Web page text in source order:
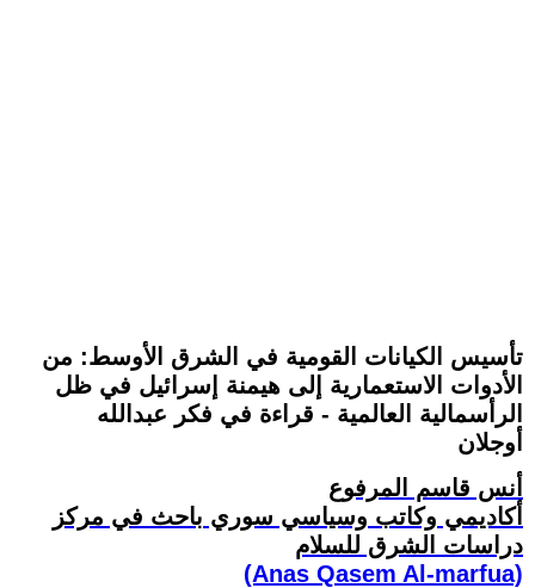
تأسيس الكيانات القومية في الشرق الأوسط: من
الأدوات الاستعمارية إلى هيمنة إسرائيل في ظل
الرأسمالية العالمية - قراءة في فكر عبدالله
أوجلان
أنس قاسم المرفوع
أكاديمي وكاتب وسياسي سوري باحث في مركز
دراسات الشرق للسلام
(Anas Qasem Al-marfua)